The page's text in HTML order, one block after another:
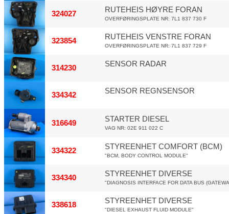
324027 RUTEHEIS HØYRE FORAN
OVERFØRINGSPLATE NR: 7L1 837 730 F
323854 RUTEHEIS VENSTRE FORAN
OVERFØRINGSPLATE NR: 7L1 837 729 F
314230 SENSOR RADAR
334342 SENSOR REGNSENSOR
316649 STARTER DIESEL
VAG NR: 02E 911 022 C
334322 STYREENHET COMFORT (BCM)
"BCM, BODY CONTROL MODULE"
334340 STYREENHET DIVERSE
"DIAGNOSIS INTERFACE FOR DATA BUS
338618 STYREENHET DIVERSE
"DIESEL EXHAUST FLUID MODULE"